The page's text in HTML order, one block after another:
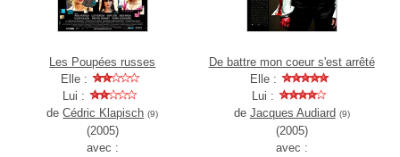
Les Poupées russes
Elle :
Lui :
deCédric Klapisch (9)
(2005)
avec :
De battre mon coeur s'est arrêté
Elle :
Lui :
de Jacques Audiard (9)
(2005)
avec :